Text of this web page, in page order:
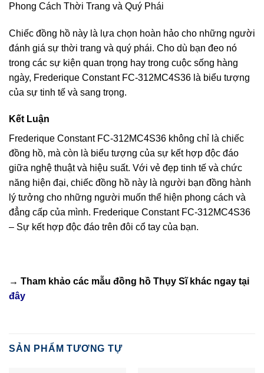
Phong Cách Thời Trang và Quý Phái
Chiếc đồng hồ này là lựa chọn hoàn hảo cho những người
đánh giá sự thời trang và quý phái. Cho dù bạn đeo nó
trong các sự kiện quan trọng hay trong cuộc sống hàng
ngày, Frederique Constant FC-312MC4S36 là biểu tượng
của sự tinh tế và sang trọng.
Kết Luận
Frederique Constant FC-312MC4S36 không chỉ là chiếc
đồng hồ, mà còn là biểu tượng của sự kết hợp độc đáo
giữa nghệ thuật và hiệu suất. Với vẻ đẹp tinh tế và chức
năng hiện đại, chiếc đồng hồ này là người bạn đồng hành
lý tưởng cho những người muốn thể hiện phong cách và
đẳng cấp của mình. Frederique Constant FC-312MC4S36
– Sự kết hợp độc đáo trên đôi cổ tay của bạn.
→ Tham khảo các mẫu đồng hồ Thụy Sĩkhác ngay tại
đây
SẢN PHẨM TƯƠNG TỰ